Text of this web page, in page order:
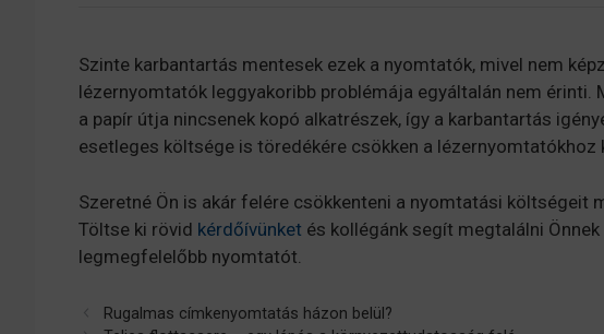
Szinte karbantartás mentesek ezek a nyomtatók, mivel nem
lézernyomtatók leggyakoribb problémája egyáltalán nem érinti.
a papír útja nincsenek kopó alkatrészek, így a karbantartás
esetleges költsége is töredékére csökken a lézernyomtatókhoz
Szeretné Ön is akár felére csökkenteni a nyomtatási költségeit
Töltse ki rövid kérdőívünket és kollégánk segít megtalálni
legmegfelelőbb nyomtatót.
Rugalmas címkenyomtatás házon belül?